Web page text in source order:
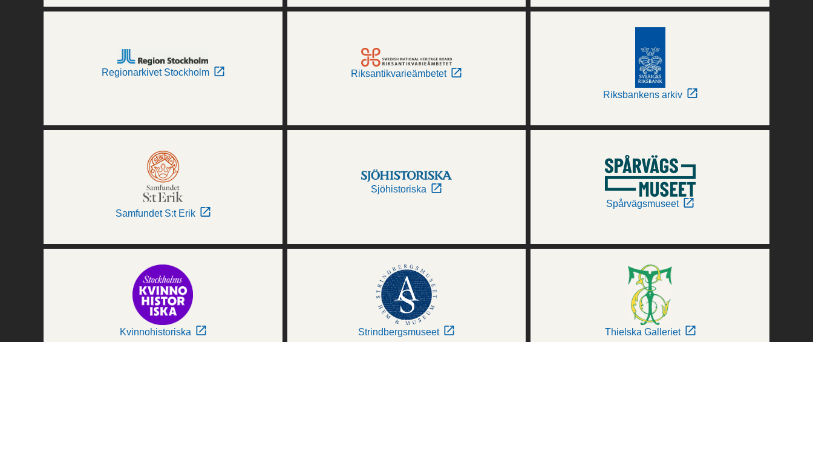
Regionarkivet Stockholm Riksantikvarieämbetet
Riksbankens arkiv
Samfundet S:t Erik
Sjöhistoriska
Spårvägsmuseet
Kvinnohistoriska Strindbergsmuseet Thielska Galleriet